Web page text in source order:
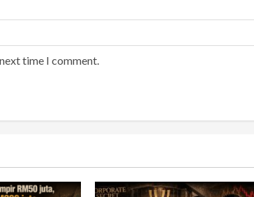
time I comment.